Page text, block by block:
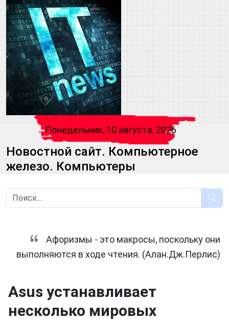
Понедельник, 10 августа, 2026
Новостной сайт. Компьютерное
железо. Компьютеры
Афоризмы - это макросы, поскольку они
выполняются в ходе чтения. (Алан.Дж.Перлис)
Asus устанавливает
несколько мировых